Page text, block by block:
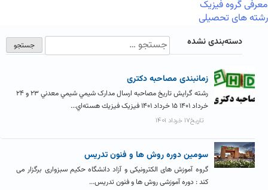
معرفی گروه فیزیک
رشته های تحصیلی
دسته‌بندی نشده
زمانبندی مصاحبه دکتری
رشته گرایش تاریخ مصاحبه ارسال مدارک شيمي شيمي معدني ۲۳ و ۲۴
خرداد ۱۴۰۱ ۱۵ خرداد ۱۴۰۱ فیزیک فيزيك هسته‌اي...
تاریخ۱۷ خرداد ۱۴۰۱
سومین دوره روش ها و فنون تدریس
گروه آموزش های الکترونیکی و آزاد دانشگاه حکیم سبزواری برگزار می
کند : دوره آموزشی روش ها و فنون تدریس...